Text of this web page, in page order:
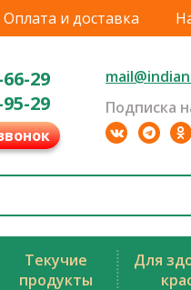
Оплата и доставка
29
29
Подписка
Текучие
продукты
Для